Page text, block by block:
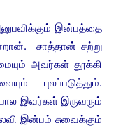
இன்பத்தை
சாத்தான் சற்று
அவர்கள் தூக்கி
புலப்படுத்தும்.
இவர்கள் இருவரும்
இன்பம் சுவைக்கும்